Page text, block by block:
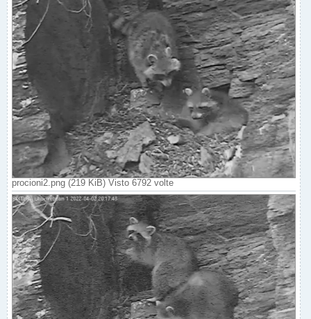
procioni2.png (219 KiB) Visto 6792 volte